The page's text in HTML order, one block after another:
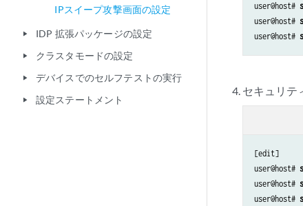
IPスイープ攻撃画面の設定
play_arrow IDP 拡張パッケージの設定
play_arrow クラスタモードの設定
play_arrow デバイスでのセルフテストの実行
play_arrow 設定ステートメント
user@host#
user@host#
user@host#
セキュリテ
[edit]
user@host#
user@host#
user@host#